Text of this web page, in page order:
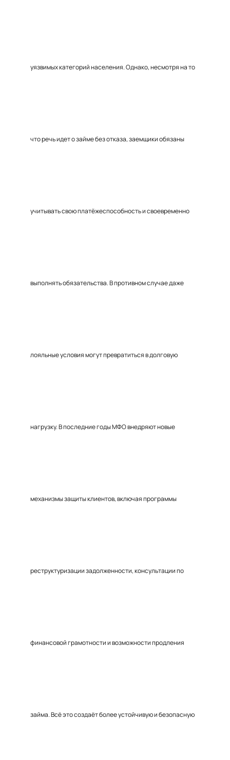
уязвимых категорий населения. Однако, несмотря на то
что речь идет о займе без отказа, заемщики обязаны
учитывать свою платёжеспособность и своевременно
выполнять обязательства. В противном случае даже
лояльные условия могут превратиться в долговую
нагрузку. В последние годы МФО внедряют новые
механизмы защиты клиентов, включая программы
реструктуризации задолженности, консультации по
финансовой грамотности и возможности продления
займа. Всё это создаёт более устойчивую и безопасную